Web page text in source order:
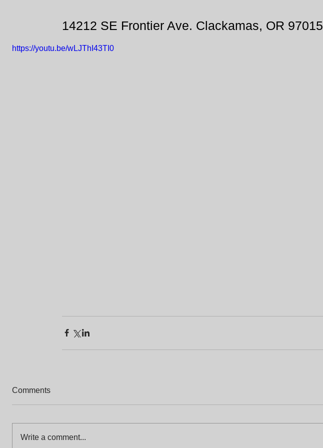
14212 SE Frontier Ave. Clackamas, OR 97015
https://youtu.be/wLJThI43TI0
Comments
Write a comment...